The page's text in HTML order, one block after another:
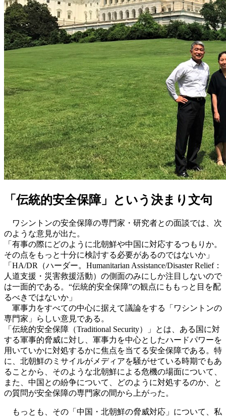
「伝統的安全保障」という決まり文句
ワシントンの安全保障の専門家・研究者との面談では、次
のような意見が出た。
「有事の際にどのように北朝鮮や中国に対応するつもりか。
その点をもっと十分に検討する必要があるのではないか」
「HA/DR（ハーダー。Humanitarian Assistance/Disaster Relief：
人道支援・災害救援活動）の側面のみにしか注目しないので
は一面的である。“伝統的安全保障”の観点にももっと目を配
るべきではないか」
軍事力をすべての中心に据えて議論をする「ワシントンの
専門家」らしい意見である。
「伝統的安全保障（Traditional Security）」とは、ある国に対
する軍事的脅威に対し、軍事力を中心としたハードパワーを
用いていかに対処するかに焦点を当てる安全保障である。特
に、北朝鮮のミサイルがメディアを騒がせている時期でもあ
ることから、そのような北朝鮮による危機の場面について、
また、中国との紛争について、どのように対処するのか、と
の質問が安全保障の専門家の間から上がった。
もっとも、その「中国・北朝鮮の脅威対応」について、私